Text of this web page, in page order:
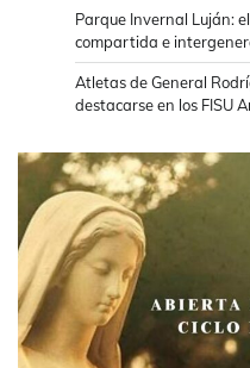
Parque Invernal Luján:
compartida e
Atletas de General
destacarse en los FISU